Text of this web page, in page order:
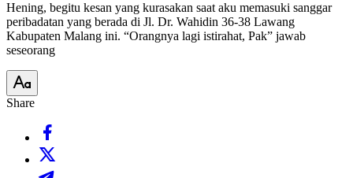
Hening, begitu kesan yang kurasakan saat aku memasuki sanggar
peribadatan yang berada di Jl. Dr. Wahidin 36-38 Lawang
Kabupaten Malang ini. “Orangnya lagi istirahat, Pak” jawab
seseorang
Share